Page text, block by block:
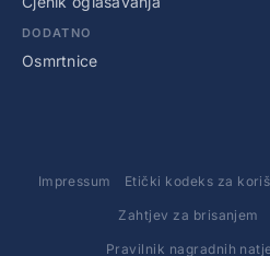
DODATNO
Osmrtnice
Impressum Etički kodeks za
Zahtjev za brisanjem
Pravilnik nagradnih